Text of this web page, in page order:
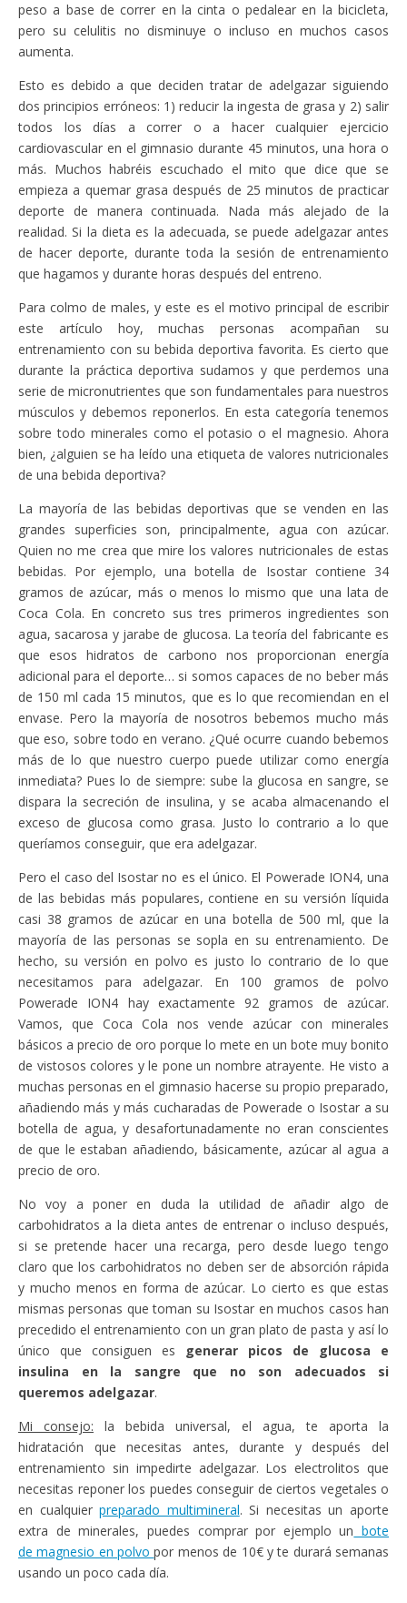
peso a base de correr en la cinta o pedalear en la bicicleta,
pero su celulitis no disminuye o incluso en muchos casos
aumenta.
Esto es debido a que deciden tratar de adelgazar siguiendo
dos principios erróneos: 1) reducir la ingesta de grasa y 2) salir
todos los días a correr o a hacer cualquier ejercicio
cardiovascular en el gimnasio durante 45 minutos, una hora o
más. Muchos habréis escuchado el mito que dice que se
empieza a quemar grasa después de 25 minutos de practicar
deporte de manera continuada. Nada más alejado de la
realidad. Si la dieta es la adecuada, se puede adelgazar antes
de hacer deporte, durante toda la sesión de entrenamiento
que hagamos y durante horas después del entreno.
Para colmo de males, y este es el motivo principal de escribir
este artículo hoy, muchas personas acompañan su
entrenamiento con su bebida deportiva favorita. Es cierto que
durante la práctica deportiva sudamos y que perdemos una
serie de micronutrientes que son fundamentales para nuestros
músculos y debemos reponerlos. En esta categoría tenemos
sobre todo minerales como el potasio o el magnesio. Ahora
bien, ¿alguien se ha leído una etiqueta de valores nutricionales
de una bebida deportiva?
La mayoría de las bebidas deportivas que se venden en las
grandes superficies son, principalmente, agua con azúcar.
Quien no me crea que mire los valores nutricionales de estas
bebidas. Por ejemplo, una botella de Isostar contiene 34
gramos de azúcar, más o menos lo mismo que una lata de
Coca Cola. En concreto sus tres primeros ingredientes son
agua, sacarosa y jarabe de glucosa. La teoría del fabricante es
que esos hidratos de carbono nos proporcionan energía
adicional para el deporte… si somos capaces de no beber más
de 150 ml cada 15 minutos, que es lo que recomiendan en el
envase. Pero la mayoría de nosotros bebemos mucho más
que eso, sobre todo en verano. ¿Qué ocurre cuando bebemos
más de lo que nuestro cuerpo puede utilizar como energía
inmediata? Pues lo de siempre: sube la glucosa en sangre, se
dispara la secreción de insulina, y se acaba almacenando el
exceso de glucosa como grasa. Justo lo contrario a lo que
queríamos conseguir, que era adelgazar.
Pero el caso del Isostar no es el único. El Powerade ION4, una
de las bebidas más populares, contiene en su versión líquida
casi 38 gramos de azúcar en una botella de 500 ml, que la
mayoría de las personas se sopla en su entrenamiento. De
hecho, su versión en polvo es justo lo contrario de lo que
necesitamos para adelgazar. En 100 gramos de polvo
Powerade ION4 hay exactamente 92 gramos de azúcar.
Vamos, que Coca Cola nos vende azúcar con minerales
básicos a precio de oro porque lo mete en un bote muy bonito
de vistosos colores y le pone un nombre atrayente. He visto a
muchas personas en el gimnasio hacerse su propio preparado,
añadiendo más y más cucharadas de Powerade o Isostar a su
botella de agua, y desafortunadamente no eran conscientes
de que le estaban añadiendo, básicamente, azúcar al agua a
precio de oro.
No voy a poner en duda la utilidad de añadir algo de
carbohidratos a la dieta antes de entrenar o incluso después,
si se pretende hacer una recarga, pero desde luego tengo
claro que los carbohidratos no deben ser de absorción rápida
y mucho menos en forma de azúcar. Lo cierto es que estas
mismas personas que toman su Isostar en muchos casos han
precedido el entrenamiento con un gran plato de pasta y así lo
único que consiguen es generar picos de glucosa e
insulina en la sangre que no son adecuados si
queremos adelgazar.
Mi consejo: la bebida universal, el agua, te aporta la
hidratación que necesitas antes, durante y después del
entrenamiento sin impedirte adelgazar. Los electrolitos que
necesitas reponer los puedes conseguir de ciertos vegetales o
en cualquierpreparado multimineral. Si necesitas un aporte
extra de minerales, puedes comprar por ejemplo un bote
de magnesio en polvopor menos de 10€ y te durará semanas
usando un poco cada día.